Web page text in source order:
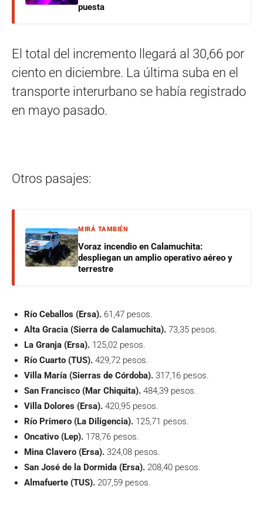
puesta
El total del incremento llegará al 30,66 por
ciento en diciembre. La última suba en el
transporte interurbano se había registrado
en mayo pasado.
Otros pasajes:
MIRÁ TAMBIÉN
Voraz incendio en Calamuchita:
despliegan un amplio operativo aéreo y
terrestre
Río Ceballos (Ersa). 61,47 pesos.
Alta Gracia (Sierra de Calamuchita). 73,35 pesos.
La Granja (Ersa). 125,02 pesos.
Río Cuarto (TUS). 429,72 pesos.
Villa María (Sierras de Córdoba). 317,16 pesos.
San Francisco (Mar Chiquita). 484,39 pesos.
Villa Dolores (Ersa). 420,95 pesos.
Río Primero (La Diligencia). 125,71 pesos.
Oncativo (Lep). 178,76 pesos.
Mina Clavero (Ersa). 324,08 pesos.
San José de la Dormida (Ersa). 208,40 pesos.
Almafuerte (TUS). 207,59 pesos.